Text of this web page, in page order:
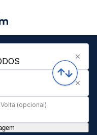
Volta (opcional)